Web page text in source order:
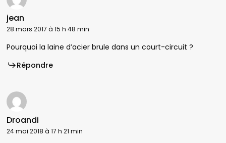
jean
28 mars 2017 à 15 h 48 min
Pourquoi la laine d’acier brule dans un court-circuit ?
Répondre
Droandi
24 mai 2018 à 17 h 21 min